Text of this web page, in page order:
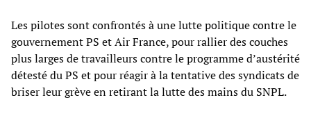
Les pilotes sont confrontés à une lutte politique contre le
gouvernement PS et Air France, pour rallier des couches
plus larges de travailleurs contre le programme d’austérité
détesté du PS et pour réagir à la tentative des syndicats de
briser leur grève en retirant la lutte des mains du SNPL.